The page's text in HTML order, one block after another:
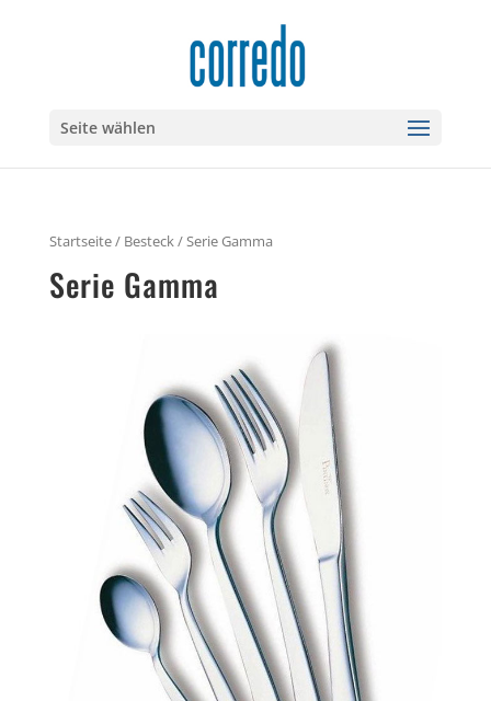
Seite wählen
Startseite/ Besteck/ Serie Gamma
Serie Gamma